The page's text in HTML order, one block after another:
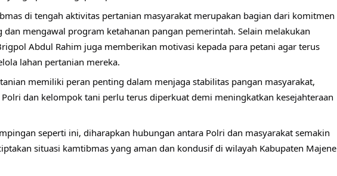
di tengah aktivitas pertanian masyarakat merupakan bagian dari komitmen
mengawal program ketahanan pangan pemerintah. Selain melakukan
Abdul Rahim juga memberikan motivasi kepada para petani agar terus
lahan pertanian mereka.
memiliki peran penting dalam menjaga stabilitas pangan masyarakat,
dan kelompok tani perlu terus diperkuat demi meningkatkan kesejahteraan
seperti ini, diharapkan hubungan antara Polri dan masyarakat semakin
situasi kamtibmas yang aman dan kondusif di wilayah Kabupaten Majene